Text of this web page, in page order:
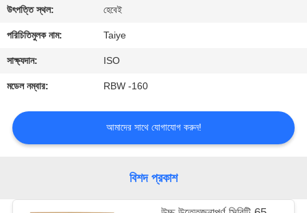
যোগাযোগ
করুন
উদ্ধৃতির
জন্য
আবেদন
খবর
উৎপত্তি স্থল: হেবেই
পরিচিতিমুলক নাম: Taiye
সাক্ষ্যদান: ISO
মডেল নম্বার: RBW -160
আমাদের সাথে যোগাযোগ করুন!
বিশদ প্রকাশ